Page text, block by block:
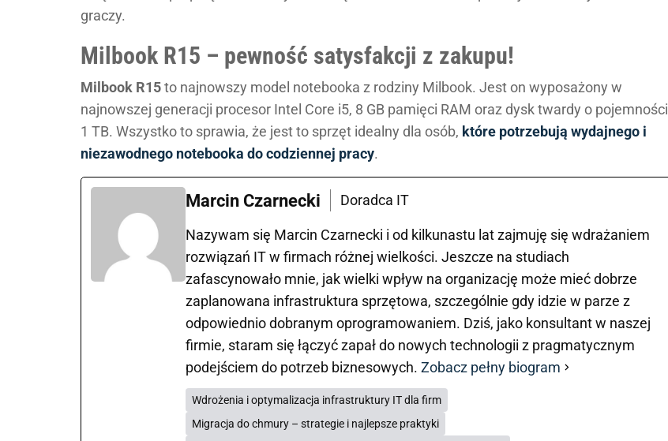
graczy.
Milbook R15 – pewność satysfakcji z zakupu!
Milbook R15to najnowszy model notebooka z rodziny Milbook. Jest on wyposażony w
najnowszej generacji procesor Intel Core i5, 8 GB pamięci RAM oraz dysk twardy o pojemności
1 TB. Wszystko to sprawia, że jest to sprzęt idealny dla osób, które potrzebują wydajnego i
niezawodnego notebooka do codziennej pracy.
Marcin Czarnecki Doradca IT
Nazywam się Marcin Czarnecki i od kilkunastu lat zajmuję się wdrażaniem
rozwiązań IT w firmach różnej wielkości. Jeszcze na studiach
zafascynowało mnie, jak wielki wpływ na organizację może mieć dobrze
zaplanowana infrastruktura sprzętowa, szczególnie gdy idzie w parze z
odpowiednio dobranym oprogramowaniem. Dziś, jako konsultant w naszej
firmie, staram się łączyć zapał do nowych technologii z pragmatycznym
podejściem do potrzeb biznesowych. Zobacz pełny biogram
Wdrożenia i optymalizacja infrastruktury IT dla firm
Migracja do chmury – strategie i najlepsze praktyki